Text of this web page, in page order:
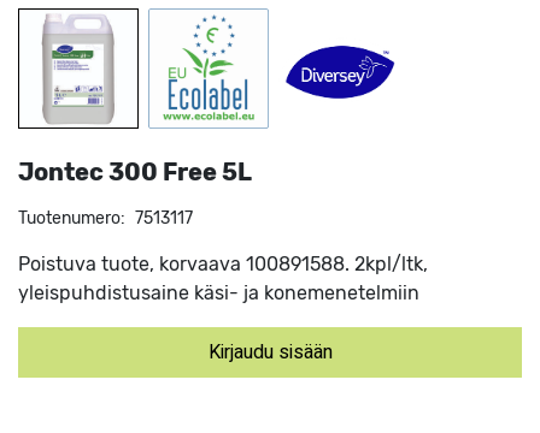
Jontec 300 Free 5L
Tuotenumero: 7513117
Poistuva tuote, korvaava 100891588. 2kpl/ltk,
yleispuhdistusaine käsi- ja konemenetelmiin
Kirjaudu sisään